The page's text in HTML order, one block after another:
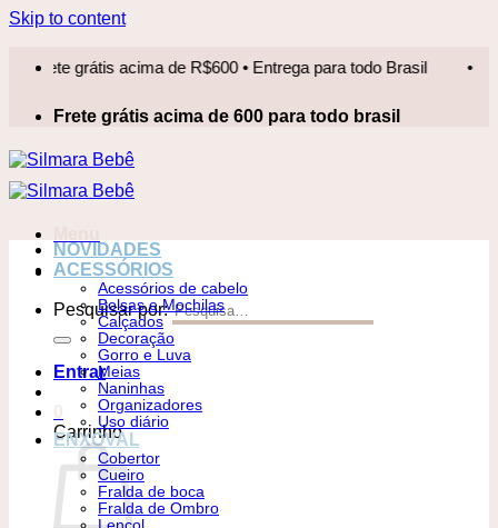
Skip to content
grátis acima de R$600 • Entrega para todo Brasil •
Frete grátis acima de 600 para todo brasil
Pesquisar por:
Entrar
Carrinho
NOVIDADES
ACESSÓRIOS
Acessórios de cabelo
Bolsas e Mochilas
Calçados
Decoração
Gorro e Luva
Meias
Naninhas
Organizadores
Uso diário
ENXOVAL
Cobertor
Cueiro
Fralda de boca
Fralda de Ombro